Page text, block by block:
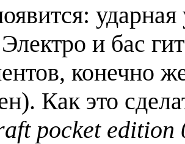
и бас
конечно
Как это
pocket edition